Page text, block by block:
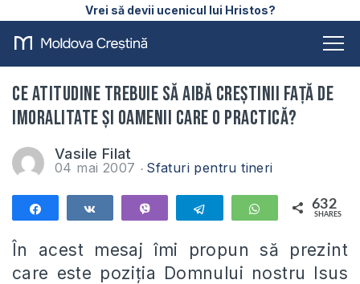
Vrei să devii ucenicul lui Hristos?
Ce atitudine trebuie să aibă creştinii faţă de
imoralitate şi oamenii care o practică?
Vasile Filat
04 mai 2007 Sfaturi pentru tineri
Telegram WhatsApp
632
SHARES
În acest mesaj îmi propun să prezint
care este poziția Domnului nostru Isus